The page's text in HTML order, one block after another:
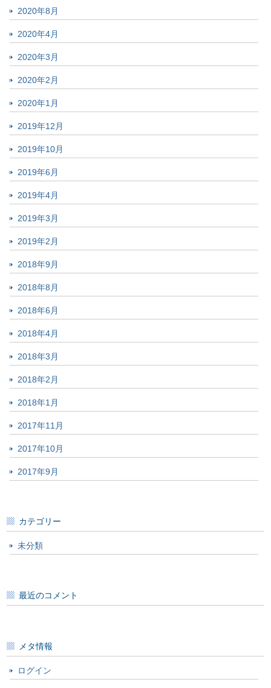
2020年8月
2020年4月
2020年3月
2020年2月
2020年1月
2019年12月
2019年10月
2019年6月
2019年4月
2019年3月
2019年2月
2018年9月
2018年8月
2018年6月
2018年4月
2018年3月
2018年2月
2018年1月
2017年11月
2017年10月
2017年9月
カテゴリー
未分類
最近のコメント
メタ情報
ログイン